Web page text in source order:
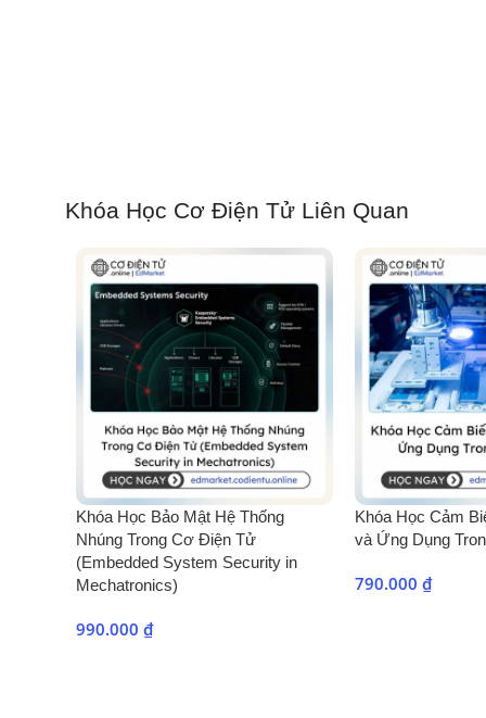
Khóa Học Cơ Điện Tử Liên Quan
Khóa Học Bảo Mật Hệ Thống
Nhúng Trong Cơ Điện Tử
(Embedded System Security in
Mechatronics)
990.000 ₫
Khóa Học Cảm
và Ứng Dụng
790.000 ₫